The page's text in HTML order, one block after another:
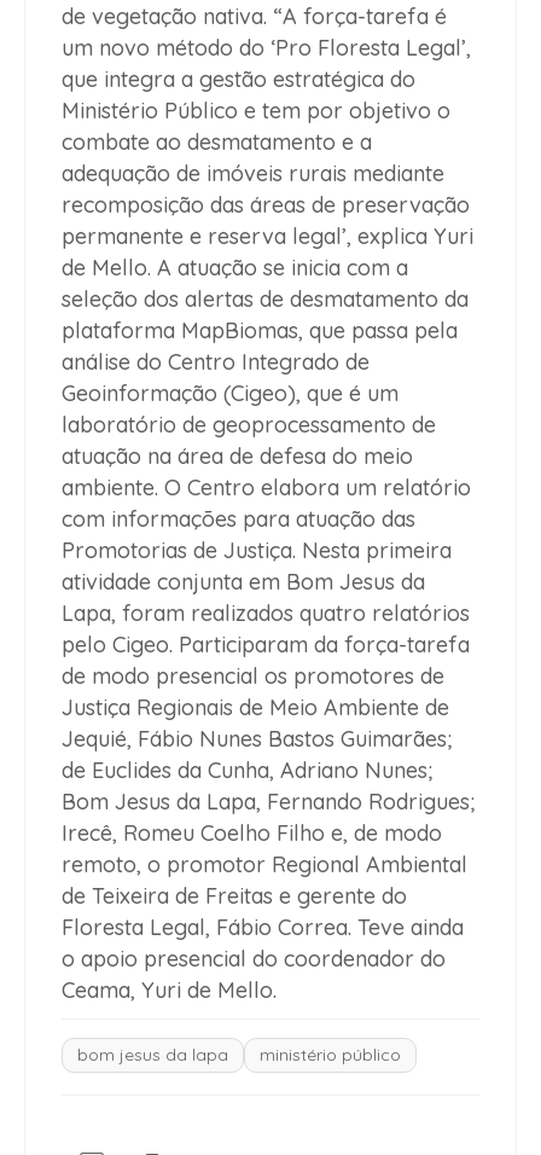
de vegetação nativa. “A força-tarefa é
um novo método do ‘Pro Floresta Legal’,
que integra a gestão estratégica do
Ministério Público e tem por objetivo o
combate ao desmatamento e a
adequação de imóveis rurais mediante
recomposição das áreas de preservação
permanente e reserva legal’, explica Yuri
de Mello. A atuação se inicia com a
seleção dos alertas de desmatamento da
plataforma MapBiomas, que passa pela
análise do Centro Integrado de
Geoinformação (Cigeo), que é um
laboratório de geoprocessamento de
atuação na área de defesa do meio
ambiente. O Centro elabora um relatório
com informações para atuação das
Promotorias de Justiça. Nesta primeira
atividade conjunta em Bom Jesus da
Lapa, foram realizados quatro relatórios
pelo Cigeo. Participaram da força-tarefa
de modo presencial os promotores de
Justiça Regionais de Meio Ambiente de
Jequié, Fábio Nunes Bastos Guimarães;
de Euclides da Cunha, Adriano Nunes;
Bom Jesus da Lapa, Fernando Rodrigues;
Irecê, Romeu Coelho Filho e, de modo
remoto, o promotor Regional Ambiental
de Teixeira de Freitas e gerente do
Floresta Legal, Fábio Correa. Teve ainda
o apoio presencial do coordenador do
Ceama, Yuri de Mello.
bom jesus da lapa ministério público